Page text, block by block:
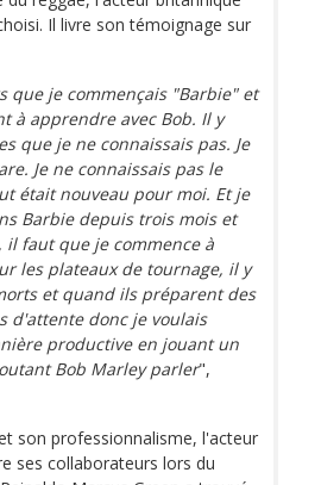
Il livre son témoignage sur
que je commençais "Barbie" et
à apprendre avec Bob. Il y
que je ne connaissais pas. Je
Je ne connaissais pas le
était nouveau pour moi. Et je
Barbie depuis trois mois et
faut que je commence à
les plateaux de tournage, il y
et quand ils préparent des
d'attente donc je voulais
productive en jouant un
Bob Marley parler",
son professionnalisme, l'acteur
ses collaborateurs lors du